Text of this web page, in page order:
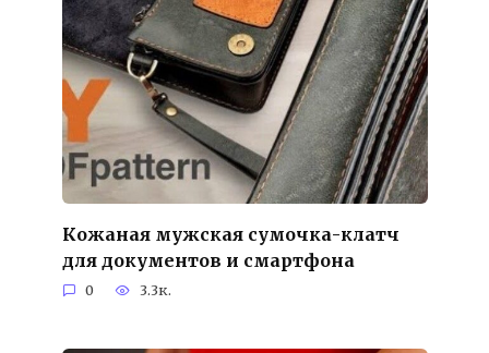
Кожаная мужская сумочка-клатч
для документов и смартфона
0 3.3к.